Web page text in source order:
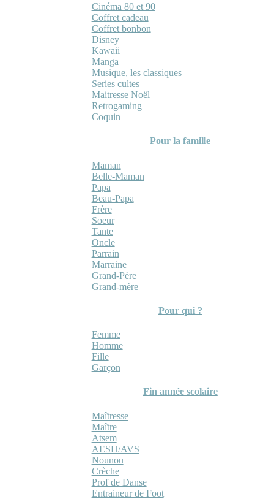
Cinéma 80 et 90
Coffret cadeau
Coffret bonbon
Disney
Kawaii
Manga
Musique, les classiques
Series cultes
Maitresse Noël
Retrogaming
Coquin
Pour la famille
Maman
Belle-Maman
Papa
Beau-Papa
Frère
Soeur
Tante
Oncle
Parrain
Marraine
Grand-Père
Grand-mère
Pour qui ?
Femme
Homme
Fille
Garçon
Fin année scolaire
Maîtresse
Maître
Atsem
AESH/AVS
Nounou
Crèche
Prof de Danse
Entraineur de Foot